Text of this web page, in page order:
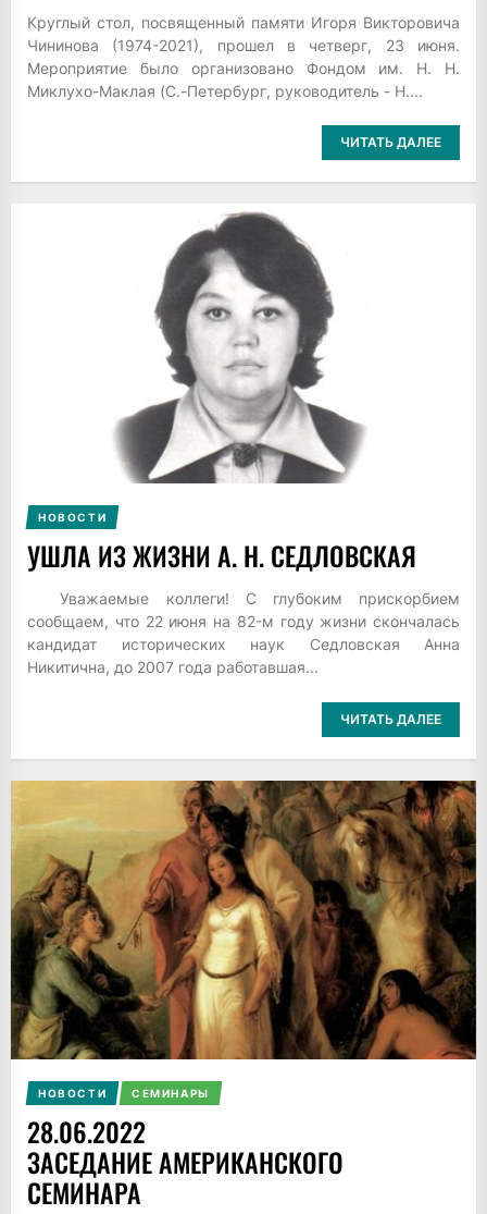
Круглый стол, посвященный памяти Игоря Викторовича
Чининова (1974-2021), прошел в четверг, 23 июня.
Мероприятие было организовано Фондом им. Н. Н.
Миклухо-Маклая (С.-Петербург, руководитель - Н....
ЧИТАТЬ ДАЛЕЕ
НОВОСТИ
УШЛА ИЗ ЖИЗНИ А. Н. СЕДЛОВСКАЯ
Уважаемые коллеги! С глубоким прискорбием
сообщаем, что 22 июня на 82-м году жизни скончалась
кандидат исторических наук Седловская Анна
Никитична, до 2007 года работавшая...
ЧИТАТЬ ДАЛЕЕ
НОВОСТИ СЕМИНАРЫ
28.06.2022
ЗАСЕДАНИЕ АМЕРИКАНСКОГО
СЕМИНАРА